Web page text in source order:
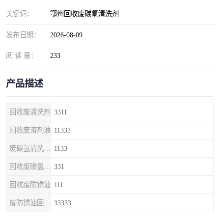
关键词： 鄂州回收废碳氢清洗剂
发布日期： 2026-08-09
阅 读 量： 233
产品描述
回收废清洗剂 3311
回收废溶剂油 11333
1133
331
回收废防锈油 111
33333